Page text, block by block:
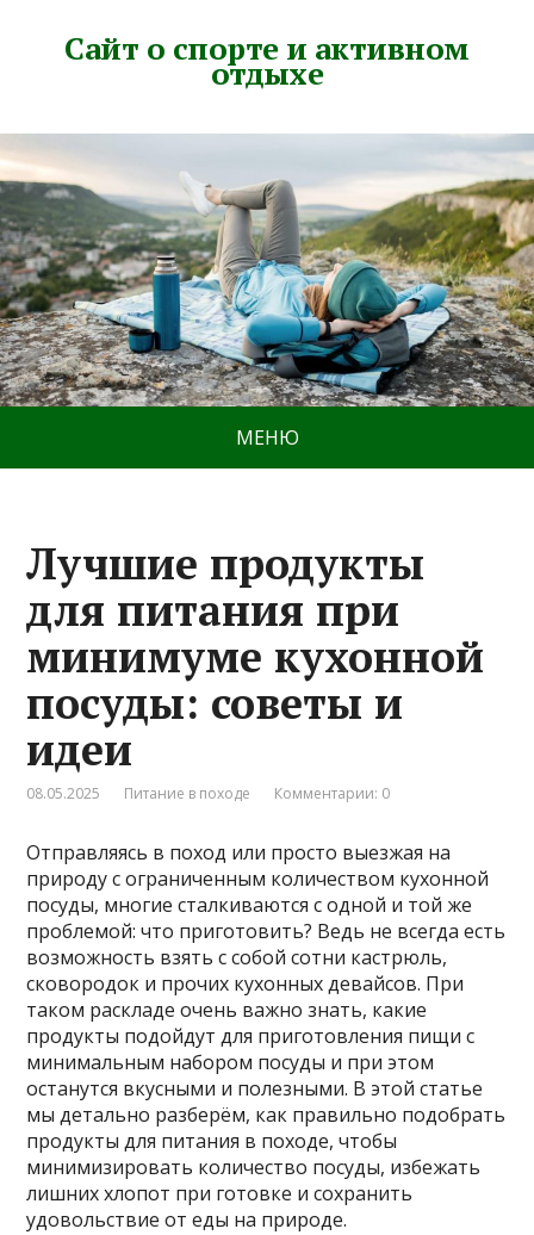
Сайт о спорте и активном
отдыхе
МЕНЮ
Лучшие продукты
для питания при
минимуме кухонной
посуды: советы и
идеи
08.05.2025 Питание в походе Комментарии: 0
Отправляясь в поход или просто выезжая на
природу с ограниченным количеством кухонной
посуды, многие сталкиваются с одной и той же
проблемой: что приготовить? Ведь не всегда есть
возможность взять с собой сотни кастрюль,
сковородок и прочих кухонных девайсов. При
таком раскладе очень важно знать, какие
продукты подойдут для приготовления пищи с
минимальным набором посуды и при этом
останутся вкусными и полезными. В этой статье
мы детально разберём, как правильно подобрать
продукты для питания в походе, чтобы
минимизировать количество посуды, избежать
лишних хлопот при готовке и сохранить
удовольствие от еды на природе.